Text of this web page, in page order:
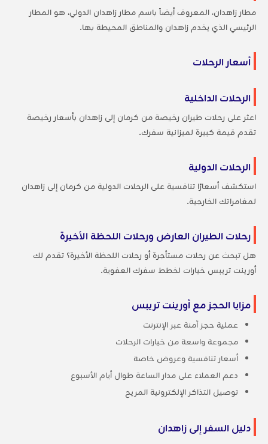
مطار زاهدان، المعروف أيضاً باسم مطار زاهدان الدولي، هو المطار
الرئيسي الذي يخدم زاهدان والمناطق المحيطة بها.
أسعار الرحلات
الرحلات الداخلية
اعثر على رحلات طيران رخيصة من كرمان إلى زاهدان بأسعار رخيصة
تقدم قيمة كبيرة لميزانية سفرك.
الرحلات الدولية
استكشف أسعارًا تنافسية على الرحلات الدولية من كرمان إلى زاهدان
لمغامراتك الخارجية.
رحلات الطيران العارض ورحلات اللحظة الأخيرة
هل تبحث عن رحلات مستأجرة أو رحلات اللحظة الأخيرة؟ تقدم لك
أورينت تريبس خيارات لخطط سفرك العفوية.
مزايا الحجز مع أورينت تريبس
عملية حجز آمنة عبر الإنترنت
مجموعة واسعة من خيارات الرحلات
أسعار تنافسية وعروض خاصة
دعم العملاء على مدار الساعة طوال أيام الأسبوع
توصيل التذاكر الإلكترونية المريح
دليل السفر إلى زاهدان